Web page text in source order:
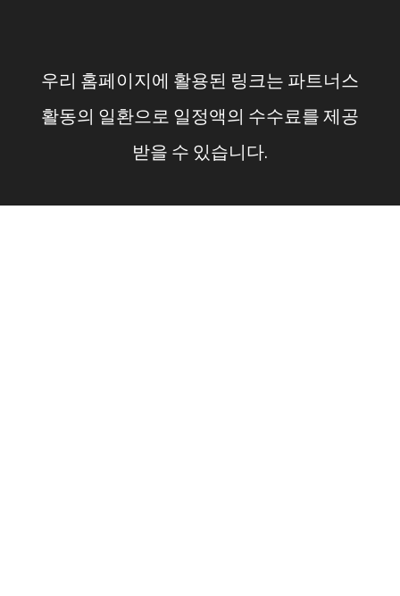
우리 홈페이지에 활용된 링크는 파트너스
활동의 일환으로 일정액의 수수료를 제공
받을 수 있습니다.